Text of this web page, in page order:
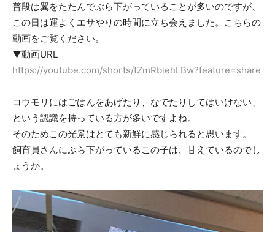
普段は翼をたたんでぶら下がっていることが多いのですが、
この日は運よくエサやりの時間に立ち会えました。こちらの
動画をご覧ください。
▼動画URL
https://youtube.com/shorts/tZmRbiehLBw?feature=share
コウモリにはごはんをあげたり、なでたりしてはいけない、
という認識を持っている方が多いですよね。
そのためこの光景はとても新鮮に感じられると思います。
飼育員さんにぶら下がっているこの子は、甘えているのでし
ょうか。